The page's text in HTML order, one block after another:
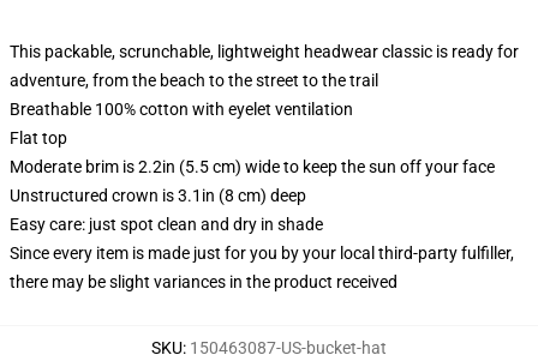
This packable, scrunchable, lightweight headwear classic is ready for
adventure, from the beach to the street to the trail
Breathable 100% cotton with eyelet ventilation
Flat top
Moderate brim is 2.2in (5.5 cm) wide to keep the sun off your face
Unstructured crown is 3.1in (8 cm) deep
Easy care: just spot clean and dry in shade
Since every item is made just for you by your local third-party fulfiller,
there may be slight variances in the product received
SKU: 150463087-US-bucket-hat